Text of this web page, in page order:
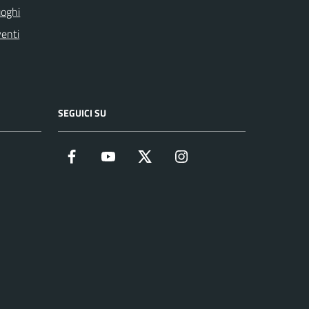
SEGUICI SU
Facebook YouTube Twitter